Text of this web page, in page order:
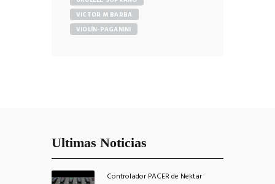
VICTOR M BARBA
VIOLÍN-PAGANINI
Ultimas Noticias
Controlador PACER de Nektar